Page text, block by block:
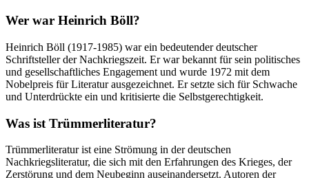
Wer war Heinrich Böll?
Heinrich Böll (1917-1985) war ein bedeutender deutscher
Schriftsteller der Nachkriegszeit. Er war bekannt für sein politisches
und gesellschaftliches Engagement und wurde 1972 mit dem
Nobelpreis für Literatur ausgezeichnet. Er setzte sich für Schwache
und Unterdrückte ein und kritisierte die Selbstgerechtigkeit.
Was ist Trümmerliteratur?
Trümmerliteratur ist eine Strömung in der deutschen
Nachkriegsliteratur, die sich mit den Erfahrungen des Krieges, der
Zerstörung und dem Neubeginn auseinandersetzt. Autoren der